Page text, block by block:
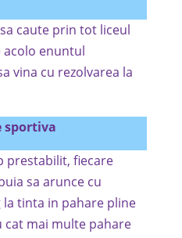
caute prin tot liceul
acolo enuntul
vina cu rezolvarea la
sportiva
prestabilit, fiecare
sa arunce cu
tinta in pahare pline
cat mai multe pahare